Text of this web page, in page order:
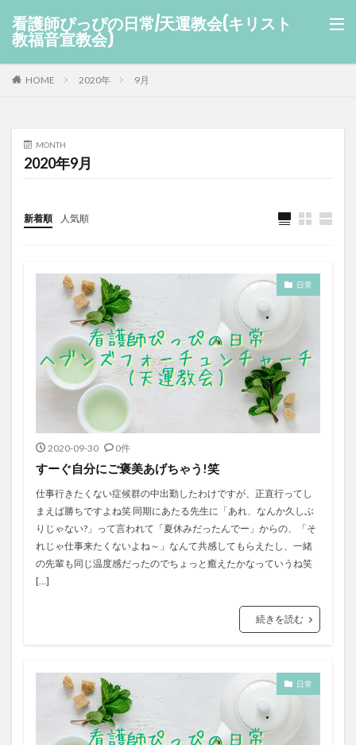
看護師ぴっぴの日常/天運教会(キリスト
教福音宣教会)
HOME 2020年 9月
MONTH
2020年9月
新着順 人気順
日常
2020-09-30 0件
すーぐ自分にご褒美あげちゃう!笑
仕事行きたくない症候群の中出勤したわけですが、正直行ってし
まえば勝ちですよね笑 同期にあたる先生に「あれ、なんか久しぶ
りじゃない?」って言われて「夏休みだったんでー」からの、「そ
れじゃ仕事来たくないよね～」なんて共感してもらえたし、一緒
の先輩も同じ温度感だったのでちょっと癒えたかなっていうね笑
[…]
続きを読む
日常